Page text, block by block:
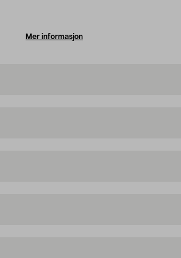
Mer informasjon